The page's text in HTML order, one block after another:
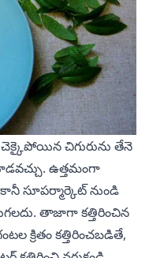
చిగురును తేనె
ఉత్తమంగా
సూపర్మార్కెట్ నుండి
తాజాగా కత్తిరించిన
క్రితం కత్తిరించబడితే,